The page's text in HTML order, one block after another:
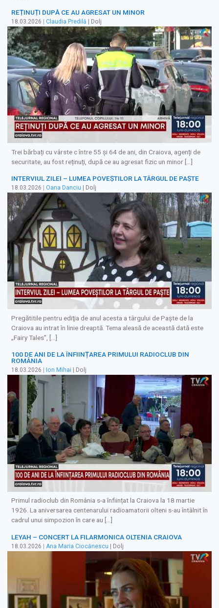
REȚINUȚI DUPĂ CE AU AGRESAT UN MINOR
18.03.2026 | Claudia Predilă | Dolj
Trei bărbați cu vârste c între 55 și 64 de ani, din Craiova, agenți de
securitate, au fost reținuți, după ce au agresat fizic un minor […]
INTERVIUL ZILEI – LUMEA POVEŞTILOR LA TÂRGUL DE PAŞTE
18.03.2026 Oana Danciu | Dolj
Pregătitile pentru ediţia de anul acesta a târgului de Paște de la
Craiova au intrat în linie dreaptă. Tema aleasă de această dată este
„Fairy Tales”, […]
100 DE ANI DE LA ÎNFIINȚAREA PRIMULUI RADIOCLUB DIN
ROMÂNIA
18.03.2026 Ion Mihai | Dolj
Primul radioclub din România s-a înființat la Craiova la 18 martie
1926. La aniversarea centenarului radioamatorii olteni s-au întâlnit în
cadrul unui simpozion în care au […]
LEYAH – CONCERT LA FILARMONICA OLTENIA CRAIOVA
18.03.2026 | Ana Maria Ciocănescu | Dolj